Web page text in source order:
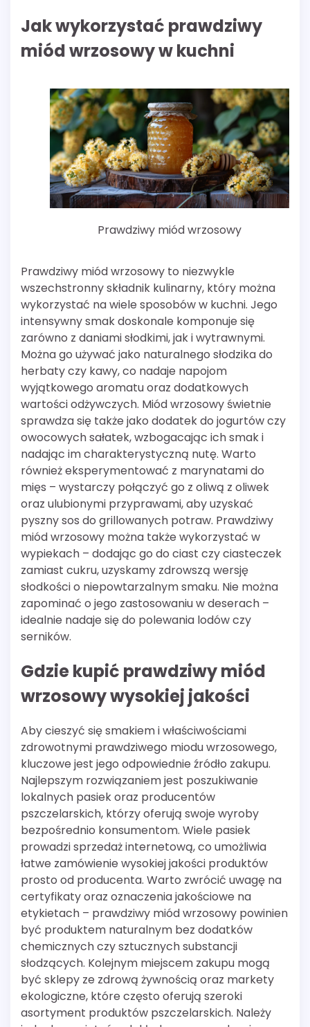
Jak wykorzystać prawdziwy
miód wrzosowy w kuchni
Prawdziwy miód wrzosowy
Prawdziwy miód wrzosowy to niezwykle
wszechstronny składnik kulinarny, który można
wykorzystać na wiele sposobów w kuchni. Jego
intensywny smak doskonale komponuje się
zarówno z daniami słodkimi, jak i wytrawnymi.
Można go używać jako naturalnego słodzika do
herbaty czy kawy, co nadaje napojom
wyjątkowego aromatu oraz dodatkowych
wartości odżywczych. Miód wrzosowy świetnie
sprawdza się także jako dodatek do jogurtów czy
owocowych sałatek, wzbogacając ich smak i
nadając im charakterystyczną nutę. Warto
również eksperymentować z marynatami do
mięs – wystarczy połączyć go z oliwą z oliwek
oraz ulubionymi przyprawami, aby uzyskać
pyszny sos do grillowanych potraw. Prawdziwy
miód wrzosowy można także wykorzystać w
wypiekach – dodając go do ciast czy ciasteczek
zamiast cukru, uzyskamy zdrowszą wersję
słodkości o niepowtarzalnym smaku. Nie można
zapominać o jego zastosowaniu w deserach –
idealnie nadaje się do polewania lodów czy
serników.
Gdzie kupić prawdziwy miód
wrzosowy wysokiej jakości
Aby cieszyć się smakiem i właściwościami
zdrowotnymi prawdziwego miodu wrzosowego,
kluczowe jest jego odpowiednie źródło zakupu.
Najlepszym rozwiązaniem jest poszukiwanie
lokalnych pasiek oraz producentów
pszczelarskich, którzy oferują swoje wyroby
bezpośrednio konsumentom. Wiele pasiek
prowadzi sprzedaż internetową, co umożliwia
łatwe zamówienie wysokiej jakości produktów
prosto od producenta. Warto zwrócić uwagę na
certyfikaty oraz oznaczenia jakościowe na
etykietach – prawdziwy miód wrzosowy powinien
być produktem naturalnym bez dodatków
chemicznych czy sztucznych substancji
słodzących. Kolejnym miejscem zakupu mogą
być sklepy ze zdrową żywnością oraz markety
ekologiczne, które często oferują szeroki
asortyment produktów pszczelarskich. Należy